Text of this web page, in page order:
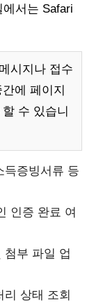
서는 Safari
시지나 접수
에 페이지
수 있습니
득증빙서류 등
인증 완료 여
첨부 파일 업
리 상태 조회